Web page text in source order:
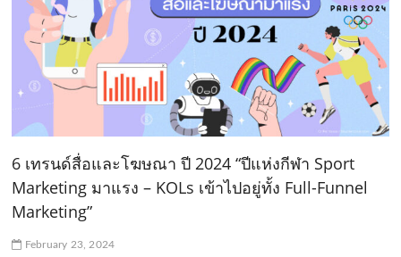
6 เทรนด์สื่อและโฆษณา ปี 2024 “ปีแห่งกีฬา Sport
Marketing มาแรง – KOLs เข้าไปอยู่ทั้ง Full-Funnel
Marketing”
February 23, 2024